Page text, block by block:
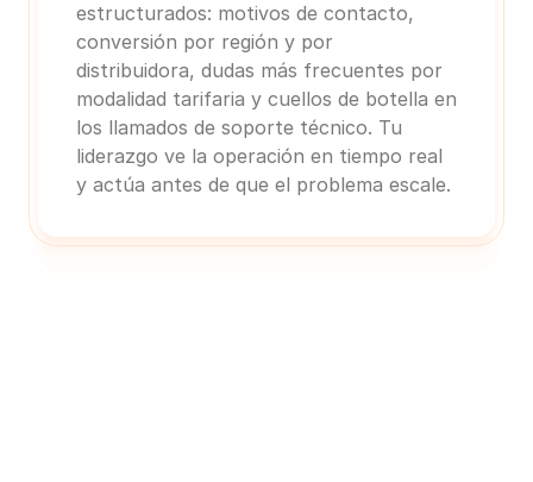
estructurados: motivos de contacto,
conversión por región y por
distribuidora, dudas más frecuentes por
modalidad tarifaria y cuellos de botella en
los llamados de soporte técnico. Tu
liderazgo ve la operación en tiempo real
y actúa antes de que el problema escale.